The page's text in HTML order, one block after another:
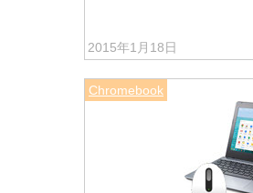
2015年1月18日
Chromebook